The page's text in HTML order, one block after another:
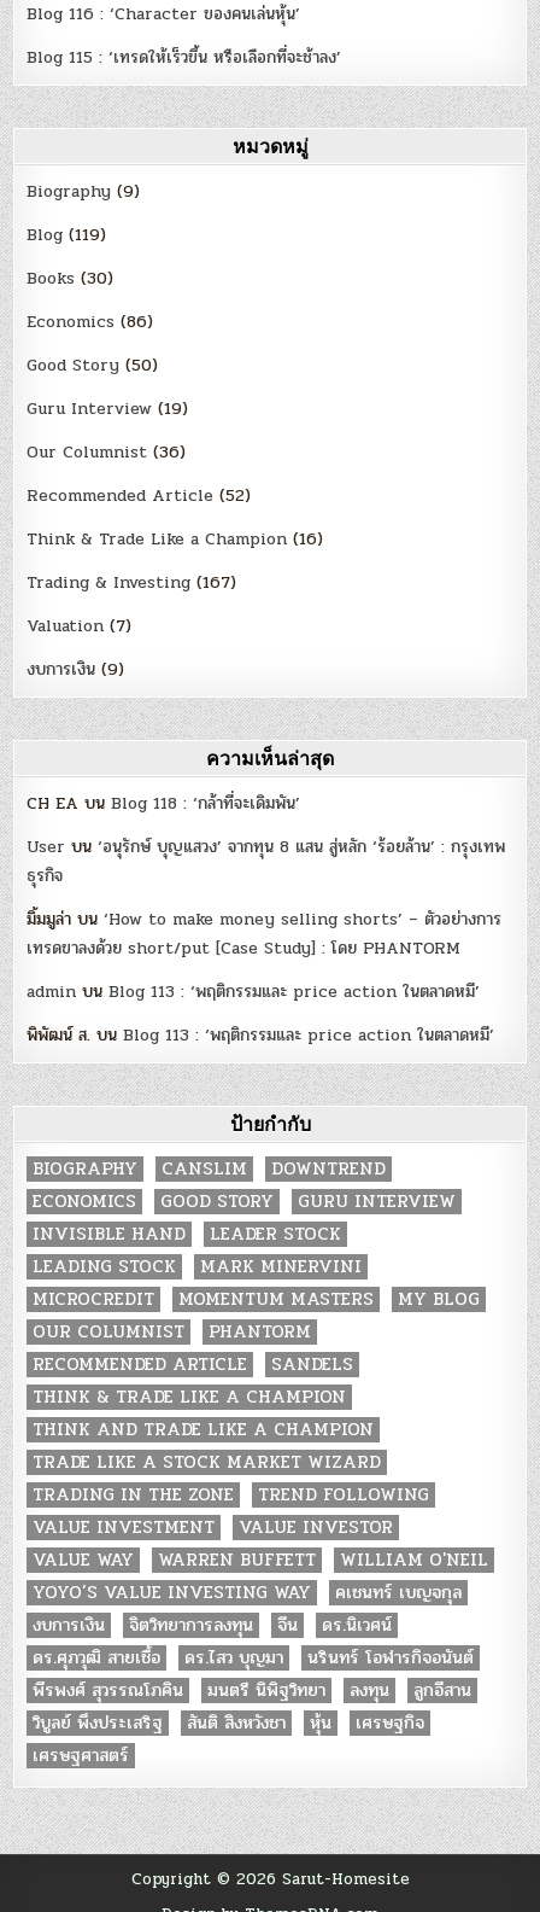
Blog 116 : ‘Character ของคนเล่นหุ้น’
Blog 115 : ‘เทรดให้เร็วขึ้น หรือเลือกที่จะช้าลง’
หมวดหมู่
Biography (9)
Blog (119)
Books (30)
Economics (86)
Good Story (50)
Guru Interview (19)
Our Columnist (36)
Recommended Article (52)
Think & Trade Like a Champion (16)
Trading & Investing (167)
Valuation (7)
งบการเงิน (9)
ความเห็นล่าสุด
CH EA บนBlog 118 : ‘กล้าที่จะเดิมพัน’
User บน‘อนุรักษ์ บุญแสวง’ จากทุน 8 แสน สู่หลัก ‘ร้อยล้าน’ : กรุงเทพ
ธุรกิจ
มิ้มมูล่า บน‘How to make money selling shorts’ – ตัวอย่างการ
เทรดขาลงด้วย short/put [Case Study] : โดย PHANTORM
admin บนBlog 113 : ‘พฤติกรรมและ price action ในตลาดหมี’
พิพัฒน์ ส. บนBlog 113 : ‘พฤติกรรมและ price action ในตลาดหมี’
ป้ายกำกับ
BIOGRAPHY CANSLIM
DOWNTREND
ECONOMICS
GOOD STORY
GURU INTERVIEW
INVISIBLE HAND
LEADER STOCK
LEADING STOCK
MARK MINERVINI
MICROCREDIT
MOMENTUM MASTERS
MY BLOG
OUR COLUMNIST
PHANTORM
RECOMMENDED ARTICLE
SANDELS
THINK & TRADE LIKE A CHAMPION
THINK AND TRADE LIKE A CHAMPION
TRADE LIKE A STOCK MARKET WIZARD
TRADING IN THE ZONE
TREND FOLLOWING
VALUE INVESTMENT
VALUE INVESTOR
VALUE WAY
WARREN BUFFETT
WILLIAM O'NEIL
YOYO’S VALUE INVESTING WAY
คเชนทร์ เบญจกุล
งบการเงิน
จิตวิทยาการลงทุน จีน
ดร.นิเวศน์
ดร.ศุภวุฒิ สายเชื้อ
ดร.ไสว บุญมา
นรินทร์ โอฬารกิจอนันต์
พีรพงศ์ สุวรรณโภคิน
มนตรี นิพิฐวิทยา ลงทุน
ลูกอีสาน
วิบูลย์ พึงประเสริฐ
สันติ สิงหวังชา หุ้น
เศรษฐกิจ
เศรษฐศาสตร์
Copyright © 2026 Sarut-Homesite